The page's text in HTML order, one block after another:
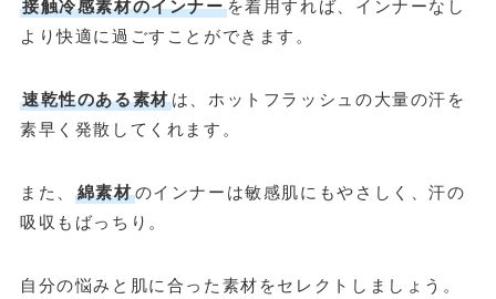
接触冷感素材のインナーを着用すれば、インナーなし
より快適に過ごすことができます。
速乾性のある素材は、ホットフラッシュの大量の汗を
素早く発散してくれます。
また、 綿素材のインナーは敏感肌にもやさしく、汗の
吸収もばっちり。
自分の悩みと肌に合った素材をセレクトしましょう。